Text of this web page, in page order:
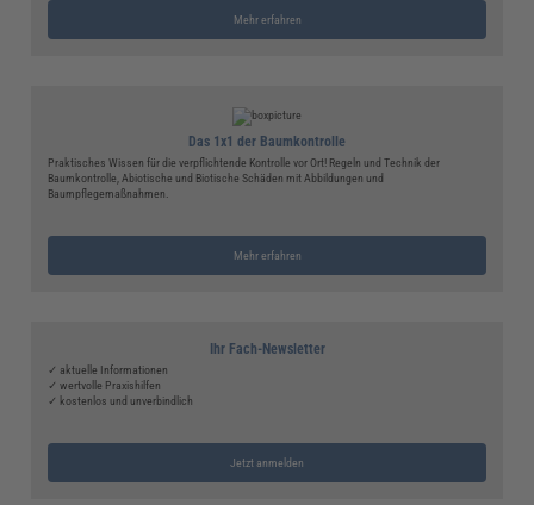
Mehr erfahren
Das 1x1 der Baumkontrolle
Praktisches Wissen für die verpflichtende Kontrolle vor Ort! Regeln und Technik der
Baumkontrolle, Abiotische und Biotische Schäden mit Abbildungen und
Baumpflegemaßnahmen.
Mehr erfahren
Ihr Fach-Newsletter
✓ aktuelle Informationen
✓ wertvolle Praxishilfen
✓ kostenlos und unverbindlich
Jetzt anmelden